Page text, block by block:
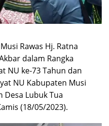
Rawas Hj. Ratna
dalam Rangka
NU ke-73 Tahun dan
NU Kabupaten Musi
Desa Lubuk Tua
(18/05/2023).